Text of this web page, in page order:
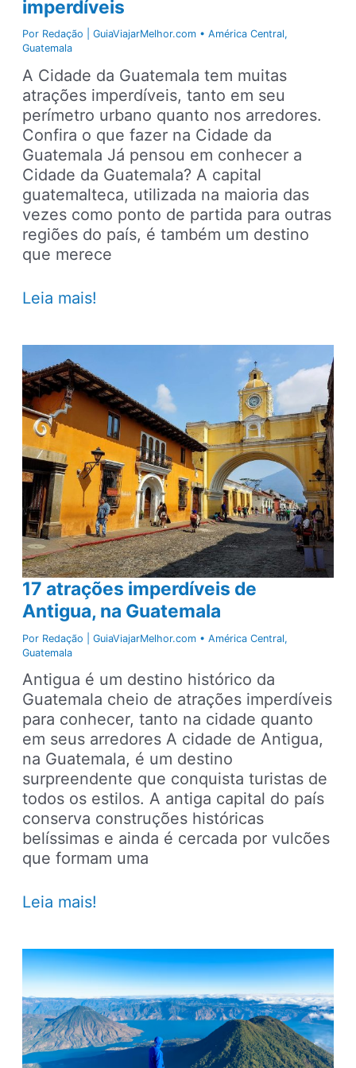
imperdíveis
Por Redação | GuiaViajarMelhor.com •América Central,
Guatemala
A Cidade da Guatemala tem muitas
atrações imperdíveis, tanto em seu
perímetro urbano quanto nos arredores.
Confira o que fazer na Cidade da
Guatemala Já pensou em conhecer a
Cidade da Guatemala? A capital
guatemalteca, utilizada na maioria das
vezes como ponto de partida para outras
regiões do país, é também um destino
que merece
O
Cidade
da
Guatemala:
10
atrações
imperdíveis
Leia mais!
17 atrações imperdíveis de
Antigua, na Guatemala
Por Redação | GuiaViajarMelhor.com •América Central,
Guatemala
Antigua é um destino histórico da
Guatemala cheio de atrações imperdíveis
para conhecer, tanto na cidade quanto
em seus arredores A cidade de Antigua,
na Guatemala, é um destino
surpreendente que conquista turistas de
todos os estilos. A antiga capital do país
conserva construções históricas
belíssimas e ainda é cercada por vulcões
que formam uma
17
de
Antigua,
na
Guatemala
Leia mais!